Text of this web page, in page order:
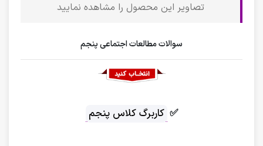
تصاویر این محصول را مشاهده نمایید
سوالات مطالعات اجتماعی پنجم
✅ کاربرگ کلاس پنجم